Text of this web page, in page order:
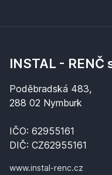
INSTAL - RENČ
Poděbradská 483,
288 02 Nymburk
IČO: 62955161
DIČ: CZ62955161
www.instal-renc.cz